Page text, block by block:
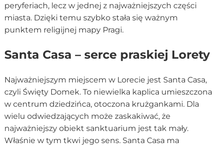
peryferiach, lecz w jednej z najważniejszych części
miasta. Dzięki temu szybko stała się ważnym
punktem religijnej mapy Pragi.
Santa Casa – serce praskiej Lorety
Najważniejszym miejscem w Lorecie jest Santa Casa,
czyli Święty Domek. To niewielka kaplica umieszczona
w centrum dziedzińca, otoczona krużgankami. Dla
wielu odwiedzających może zaskakiwać, że
najważniejszy obiekt sanktuarium jest tak mały.
Właśnie w tym tkwi jego sens. Santa Casa ma